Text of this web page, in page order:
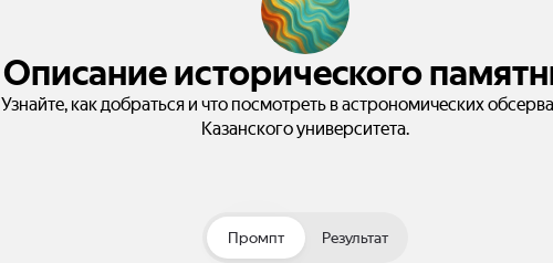
Описание исторического
Узнайте, как добраться и что посмотреть в астрономических
Казанского университета.
Промпт Результат